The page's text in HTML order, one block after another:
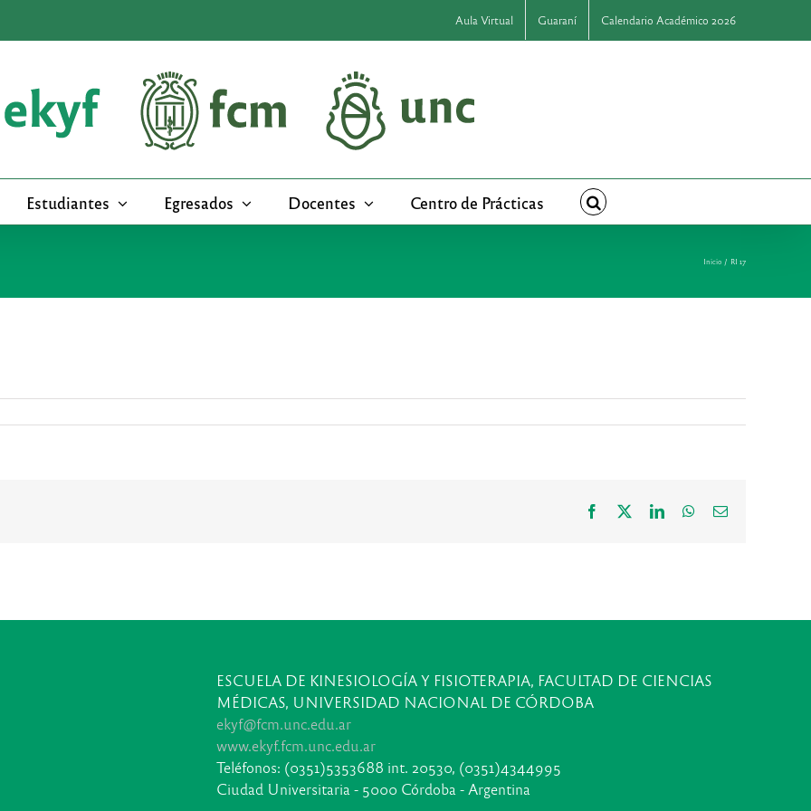
Aula Virtual Guaraní Calendario Académico 2026
Estudiantes Egresados Docentes Centro de Prácticas
Inicio RI 17
Facebook LinkedInWhatsApp
Correo
ESCUELA DE KINESIOLOGÍA Y FISIOTERAPIA, FACULTAD DE CIENCIAS
MÉDICAS, UNIVERSIDAD NACIONAL DE CÓRDOBA
ekyf@fcm.unc.edu.ar
www.ekyf.fcm.unc.edu.ar
Teléfonos: (0351)5353688 int. 20530, (0351)4344995
Ciudad Universitaria - 5000 Córdoba - Argentina